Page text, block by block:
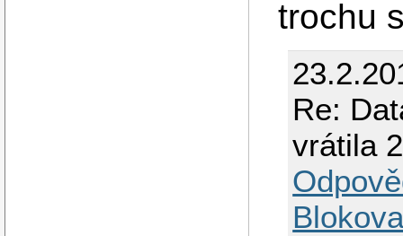
trochu
Re:
vrátila